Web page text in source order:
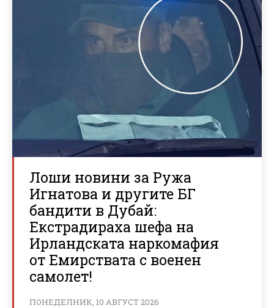
Лоши новини за Ружа
Игнатова и другите БГ
бандити в Дубай:
Екстрадираха шефа на
Ирландската наркомафия
от Емирствата с военен
самолет!
ПОНЕДЕЛНИК, 10 АВГУСТ 2026